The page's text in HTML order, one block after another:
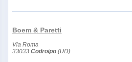
Boem & Paretti
Via Roma
33033 Codroipo (UD)